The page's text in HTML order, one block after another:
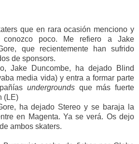
que en rara ocasión menciono y
conozco poco. Me refiero a Jake
que recientemente han sufrido
de sponsors.
Jake Duncombe, ha dejado Blind
media vida) y entra a formar parte
undergroundsque más fuerte
(LE)
ha dejado Stereo y se baraja la
en Magenta. Ya se verá. Os dejo
ambos skaters.